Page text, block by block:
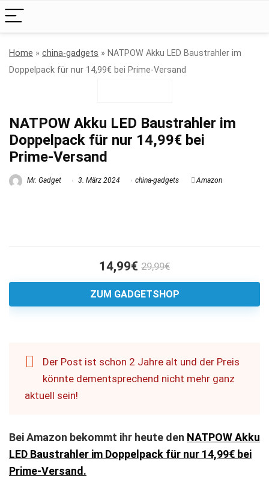
Home » china-gadgets » NATPOW Akku LED Baustrahler im
Doppelpack für nur 14,99€ bei Prime-Versand
NATPOW Akku LED Baustrahler im
Doppelpack für nur 14,99€ bei
Prime-Versand
Mr. Gadget 3. März 2024 china-gadgets Amazon
14,99€ 29,99€
ZUM GADGETSHOP
Der Post ist schon 2 Jahre alt und der Preis
könnte dementsprechend nicht mehr ganz
aktuell sein!
Bei Amazon bekommt ihr heute den NATPOW Akku
LED Baustrahler im Doppelpack für nur 14,99€ bei
Prime-Versand.